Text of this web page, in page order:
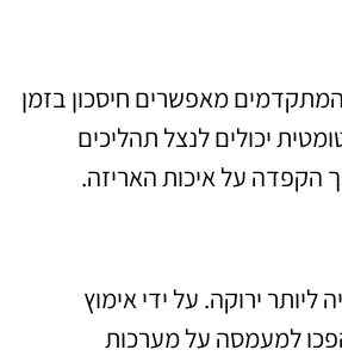
מאפשרים חיסכון בזמן
יכולים לנצל תהליכים
הקפדה על איכות האריזה.
ירוקה. על ידי אימוץ
למעמסה על מערכות